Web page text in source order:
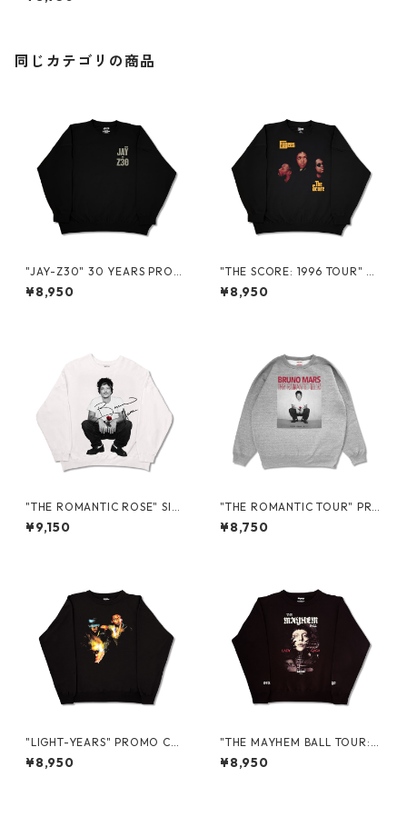
同じカテゴリの商品
"JAY-Z30" 30 YEARS PROM
O CREWNECK SWEAT
¥8,950
"THE SCORE: 1996 TOUR" 3
0 YEARS CREWNECK SWEAT
¥8,950
"THE ROMANTIC ROSE" SIG
NATURE CREWNECK SWEAT
¥9,150
"THE ROMANTIC TOUR" PR
OMO CREWNECK SWEAT
¥8,750
"LIGHT-YEARS" PROMO CRE
WNECK SWEAT
¥8,950
"THE MAYHEM BALL TOUR: I
N JAPAN" PROMO CREWNE
CK SWEAT
¥8,950